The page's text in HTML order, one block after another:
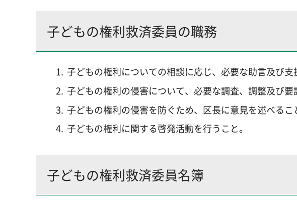
子どもの権利救済委員の職務
子どもの権利についての相談に応じ、必要な助言及び支
子どもの権利の侵害について、必要な調査、調整及び要
子どもの権利の侵害を防ぐため、区長に意見を述べるこ
子どもの権利に関する啓発活動を行うこと。
子どもの権利救済委員名簿